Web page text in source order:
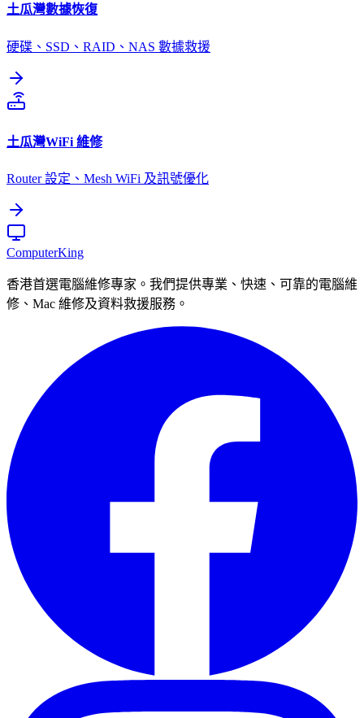
土瓜灣數據恢復
硬碟、SSD、RAID、NAS 數據救援
土瓜灣WiFi 維修
Router 設定、Mesh WiFi 及訊號優化
ComputerKing
香港首選電腦維修專家。我們提供專業、快速、可靠的電腦維
修、Mac 維修及資料救援服務。